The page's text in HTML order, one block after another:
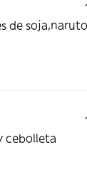
de
cebolleta